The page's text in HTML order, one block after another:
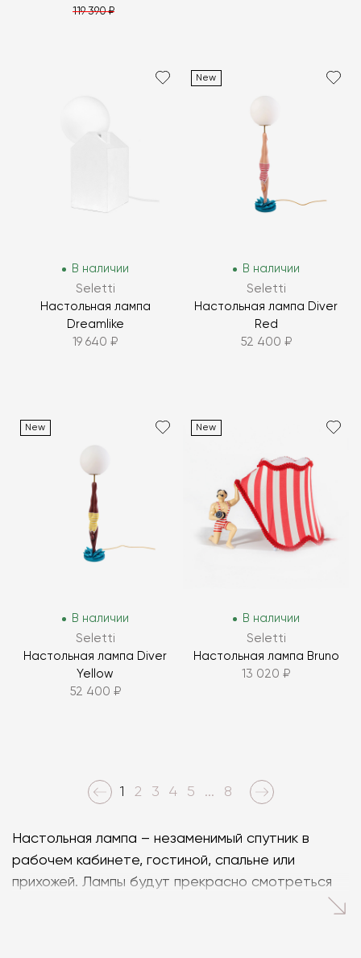
119 390 ₽
В наличии
Seletti
Настольная лампа
Dreamlike
19 640 ₽
New
В наличии
Seletti
Настольная лампа Diver
Red
52 400 ₽
New
В наличии
Seletti
Настольная лампа Diver
Yellow
52 400 ₽
New
В наличии
Seletti
Настольная лампа Bruno
13 020 ₽
1 2 3 4 5 ... 8
Настольная лампа – незаменимый спутник в
рабочем кабинете, гостиной, спальне или
прихожей. Лампы будут прекрасно смотреться